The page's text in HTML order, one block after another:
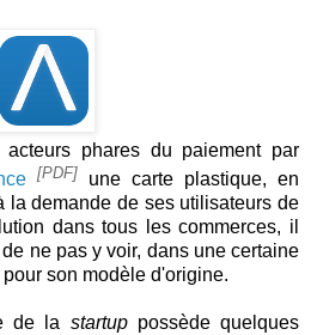
phares du paiement par
[PDF] une carte plastique, en
la demande de ses utilisateurs de
dans tous les commerces, il
ne pas y voir, dans une certaine
son modèle d'origine.
de la startuppossède quelques